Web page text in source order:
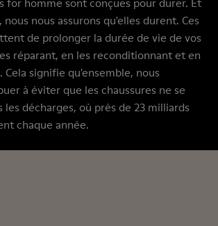
nous nous assurons qu'elles durent. Ces
de prolonger la durée de vie de vos
réparant, en les reconditionnant et en
Cela signifie qu'ensemble, nous
à éviter que les chaussures ne se
décharges, où près de 23 milliards
chaque année.